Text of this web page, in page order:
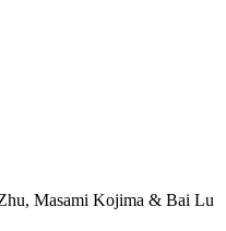
Masami Kojima & Bai Lu